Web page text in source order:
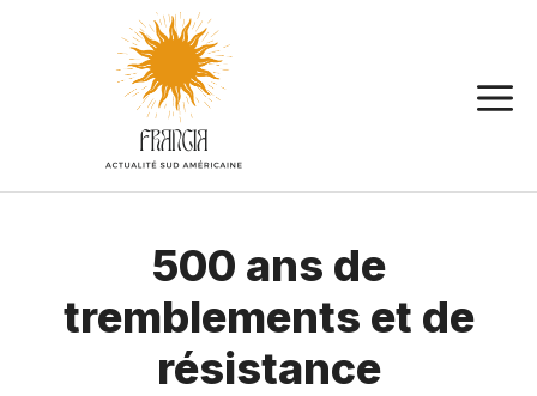
500 ans de
tremblements et de
résistance